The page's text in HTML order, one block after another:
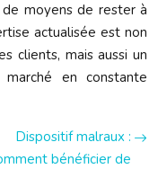
moyens de rester à
actualisée est non
clients, mais aussi un
en constante
Dispositif malraux :
bénéficier de